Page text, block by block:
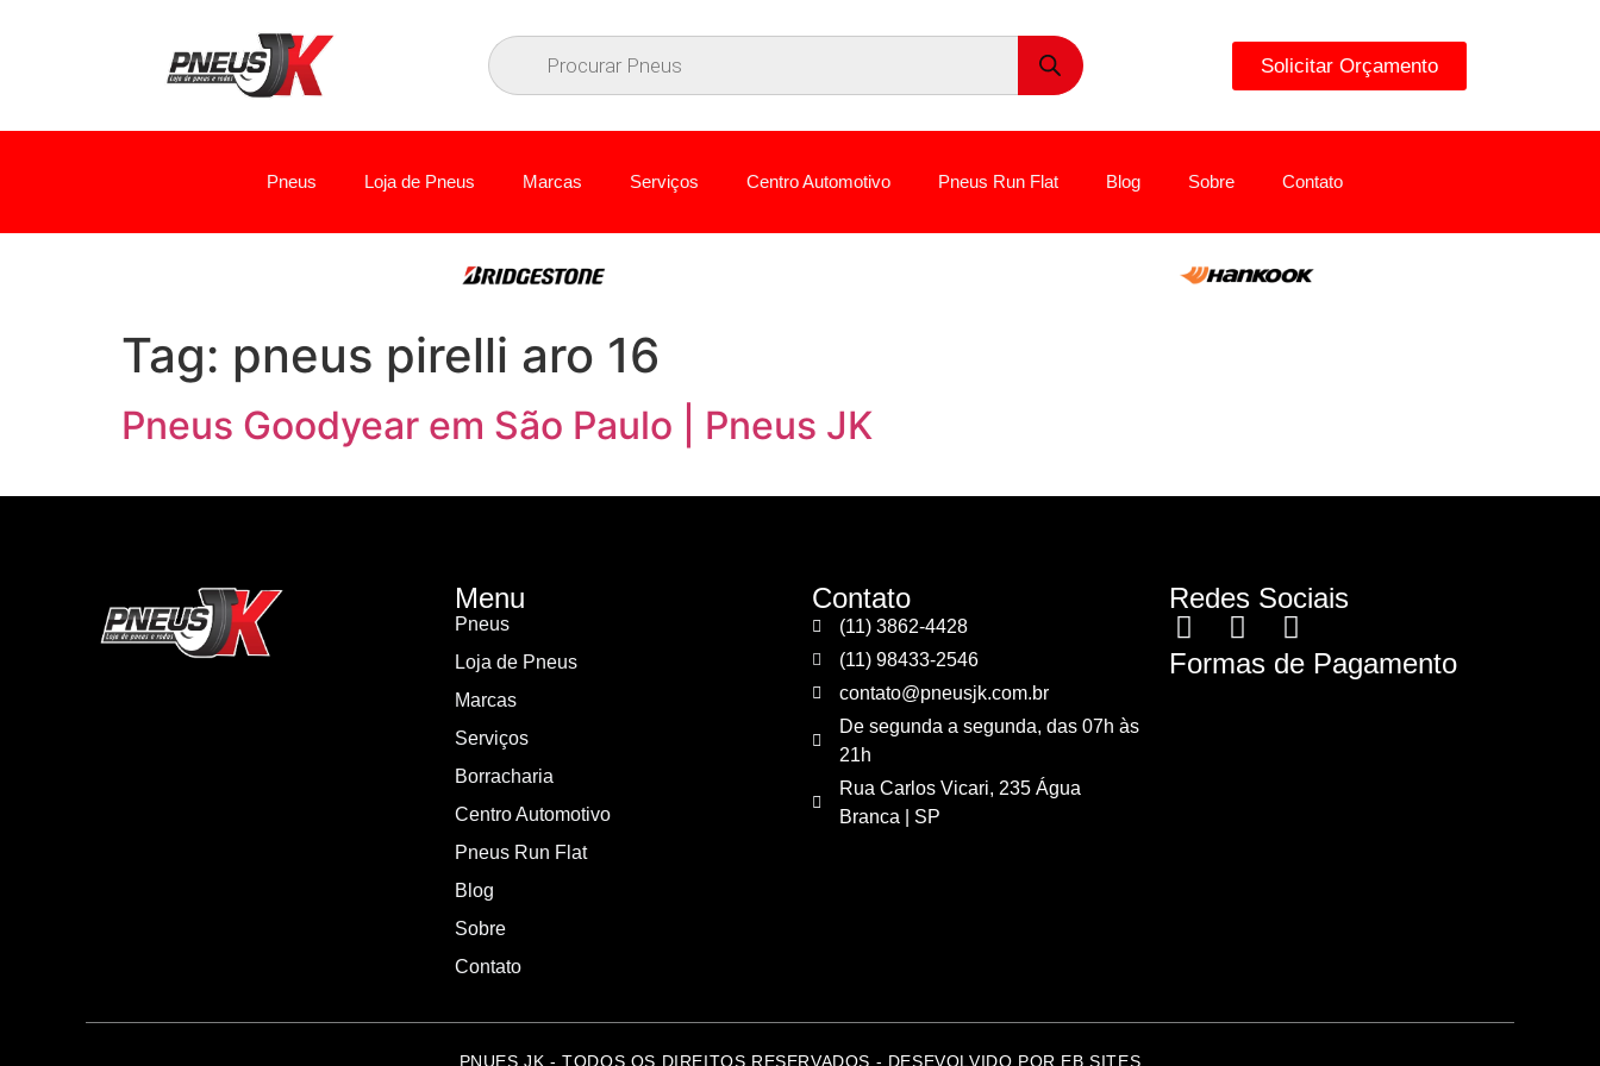
Solicitar Orçamento
Pneus Loja de Pneus Marcas Serviços Centro Automotivo Pneus Run Flat Blog Sobre Contato
Tag: pneus pirelli aro 16
Pneus Goodyear em São Paulo | Pneus JK
Menu
Pneus
Loja de Pneus
Marcas
Serviços
Borracharia
Centro Automotivo
Pneus Run Flat
Blog
Sobre
Contato
Contato
(11) 3862-4428
(11) 98433-2546
contato@pneusjk.com.br
De segunda a segunda, das 07h às
21h
Rua Carlos Vicari, 235 Água
Branca | SP
Redes Sociais
Formas de Pagamento
PNUES JK - TODOS OS DIREITOS RESERVADOS - DESEVOLVIDO POR EB SITES